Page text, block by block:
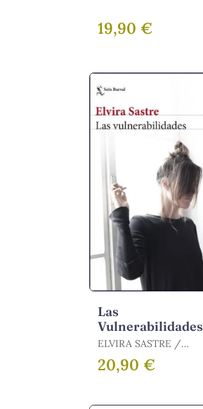
19,90 €
Las
Vulnerabilidades
ELVIRA SASTRE /
SASTRE, ELVIRA
20,90 €